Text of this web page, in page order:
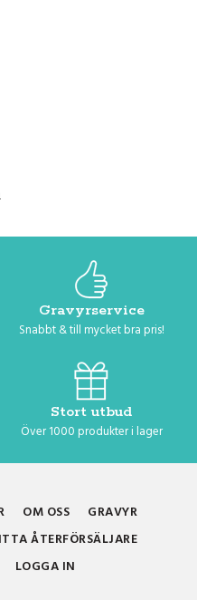
Gravyrservice
Snabbt & till mycket bra pris!
Stort utbud
Över 1000 produkter i lager
OM OSS
GRAVYR
ÅTERFÖRSÄLJARE
LOGGA IN